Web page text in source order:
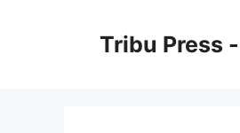
Tribu Press